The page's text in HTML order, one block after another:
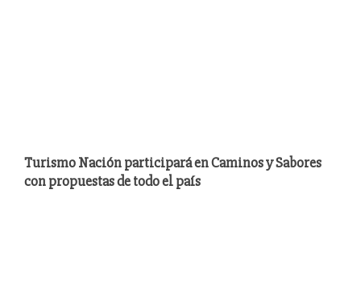
Turismo Nación participará en Caminos y Sabores
con propuestas de todo el país